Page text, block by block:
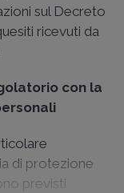
sul Decreto
ricevuti da
con la
di protezione
previsti